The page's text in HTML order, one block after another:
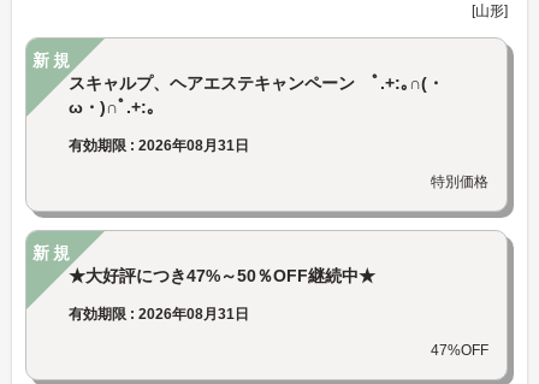
[山形]
新規
スキャルプ、ヘアエステキャンペーン ﾟ.+:｡∩(・
ω・)∩ﾟ.+:｡
有効期限 : 2026年08月31日
特別価格
新規
★大好評につき47%～50％OFF継続中★
有効期限 : 2026年08月31日
47%OFF